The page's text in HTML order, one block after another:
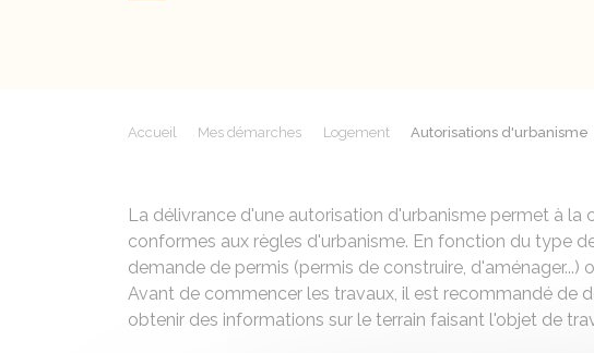
Accueil Mes démarches Logement Autorisations d'urbanisme
La délivrance d'une autorisation d'urbanisme permet à
conformes aux règles d'urbanisme. En fonction du type
demande de permis (permis de construire, d'aménager...)
Avant de commencer les travaux, il est recommandé de
obtenir des informations sur le terrain faisant l'objet de